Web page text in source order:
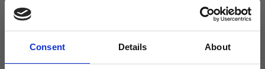
Consent Details About
Tieniti aggiornato
Non perdere le novità di Ripani, iscriviti alla newsletter!